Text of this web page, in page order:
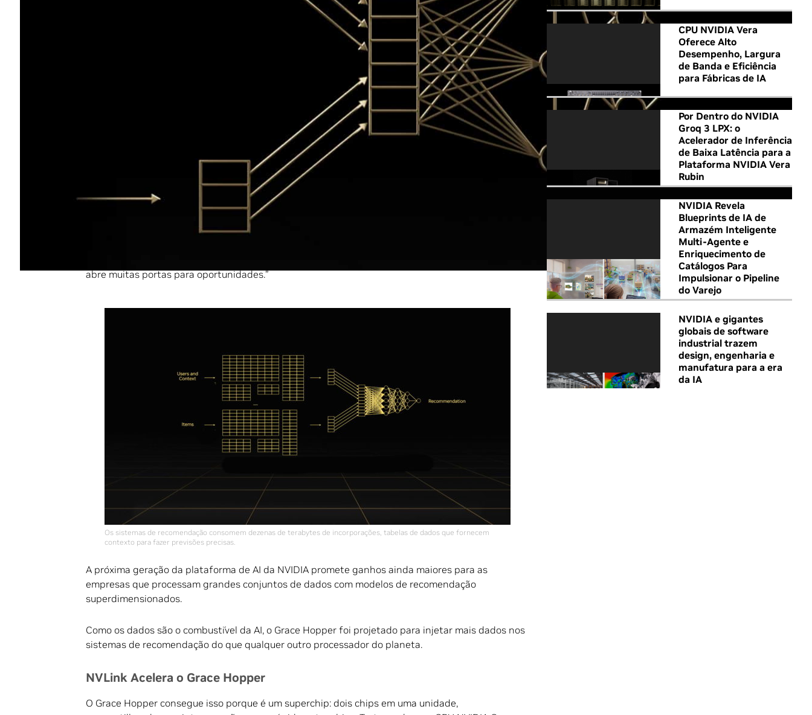
Esses pipelines de machine learning são executados em vários terabytes de dados. Quanto mais
consumirem as recomendações de dados, mais precisos são os resultados e mais retorno sobre o
Para processar esse tsunami de dados, as empresas já estão adotando a
computação acelerada
para personalizar serviços para seus clientes. A Grace Hopper vai levar seus avanços ao próximo
As GPUs proporcionam um engajamento 16% maior
A Pinterest, empresa de mídias sociais que compartilha imagens, mudou para modelos de
recomendação 100 vezes maiores adotando GPUs NVIDIA. Isso aumentou o engajamento em 16%
para seus mais de 400 milhões de usuários.
abre muitas portas para oportunidades.”
Os sistemas de recomendação consomem dezenas de terabytes de incorporações, tabelas de dados que fornecem
contexto para fazer previsões precisas.
A próxima geração da plataforma de AI da NVIDIA promete ganhos ainda maiores para as
empresas que processam grandes conjuntos de dados com modelos de recomendação
superdimensionados.
Como os dados são o combustível da AI, o Grace Hopper foi projetado para injetar mais dados nos
sistemas de recomendação do que qualquer outro processador do planeta.
NVLink Acelera o Grace Hopper
O Grace Hopper consegue isso porque é um superchip: dois chips em uma unidade,
CPU NVIDIA Vera
Oferece Alto
Desempenho, Largura
de Banda e Eficiência
para Fábricas de IA
Por Dentro do NVIDIA
Groq 3 LPX: o
Acelerador de Inferência
de Baixa Latência para a
Plataforma NVIDIA Vera
Rubin
NVIDIA Revela
Blueprints de IA de
Armazém Inteligente
Multi-Agente e
Enriquecimento de
Catálogos Para
Impulsionar o Pipeline
do Varejo
NVIDIA e gigantes
globais de software
industrial trazem
design, engenharia e
manufatura para a era
da IA